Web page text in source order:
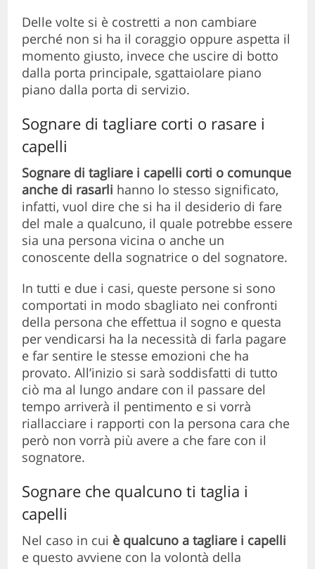
Delle volte si è costretti a non cambiare
perché non si ha il coraggio oppure aspetta il
momento giusto, invece che uscire di botto
dalla porta principale, sgattaiolare piano
piano dalla porta di servizio.
Sognare di tagliare corti o rasare i
capelli
Sognare di tagliare i capelli corti o comunque
anche di rasarli hanno lo stesso significato,
infatti, vuol dire che si ha il desiderio di fare
del male a qualcuno, il quale potrebbe essere
sia una persona vicina o anche un
conoscente della sognatrice o del sognatore.
In tutti e due i casi, queste persone si sono
comportati in modo sbagliato nei confronti
della persona che effettua il sogno e questa
per vendicarsi ha la necessità di farla pagare
e far sentire le stesse emozioni che ha
provato. All’inizio si sarà soddisfatti di tutto
ciò ma al lungo andare con il passare del
tempo arriverà il pentimento e si vorrà
riallacciare i rapporti con la persona cara che
però non vorrà più avere a che fare con il
sognatore.
Sognare che qualcuno ti taglia i
capelli
Nel caso in cui è qualcuno a tagliare i capelli
e questo avviene con la volontà della